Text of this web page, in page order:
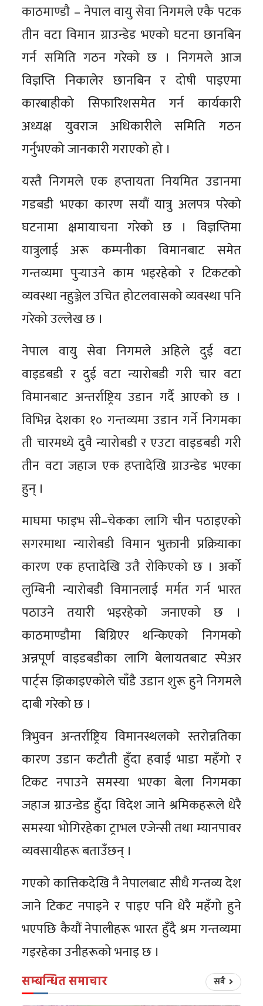
काठमाण्डाै – नेपाल वायु सेवा निगमले एकै पटक
तीन वटा विमान ग्राउन्डेड भएको घटना छानबिन
गर्न समिति गठन गरेको छ । निगमले आज
विज्ञप्ति निकालेर छानबिन र दोषी पाइएमा
कारबाहीको सिफारिशसमेत गर्न कार्यकारी
अध्यक्ष युवराज अधिकारीले समिति गठन
गर्नुभएको जानकारी गराएको हो ।
यस्तै निगमले एक हप्तायता नियमित उडानमा
गडबडी भएका कारण सयौं यात्रु अलपत्र परेको
घटनामा क्षमायाचना गरेको छ । विज्ञप्तिमा
यात्रुलाई अरू कम्पनीका विमानबाट समेत
गन्तव्यमा पुर्‍याउने काम भइरहेको र टिकटको
व्यवस्था नहुञ्जेल उचित होटलवासको व्यवस्था पनि
गरेको उल्लेख छ ।
नेपाल वायु सेवा निगमले अहिले दुई वटा
वाइडबडी र दुई वटा न्यारोबडी गरी चार वटा
विमानबाट अन्तर्राष्ट्रिय उडान गर्दै आएको छ ।
विभिन्न देशका १० गन्तव्यमा उडान गर्ने निगमका
ती चारमध्ये दुवै न्यारोबडी र एउटा वाइडबडी गरी
तीन वटा जहाज एक हप्तादेखि ग्राउन्डेड भएका
हुन् ।
माघमा फाइभ सी–चेकका लागि चीन पठाइएको
सगरमाथा न्यारोबडी विमान भुक्तानी प्रक्रियाका
कारण एक हप्तादेखि उतै रोकिएको छ । अर्को
लुम्बिनी न्यारोबडी विमानलाई मर्मत गर्न भारत
पठाउने तयारी भइरहेको जनाएको छ ।
काठमाण्डाैमा बिग्रिएर थन्किएको निगमको
अन्नपूर्ण वाइडबडीका लागि बेलायतबाट स्पेअर
पार्ट्स झिकाइएकोले चाँडै उडान शुरू हुने निगमले
दाबी गरेको छ ।
त्रिभुवन अन्तर्राष्ट्रिय विमानस्थलकाे स्तरोन्नतिका
कारण उडान कटौती हुँदा हवाई भाडा महँगो र
टिकट नपाउने समस्या भएका बेला निगमका
जहाज ग्राउन्डेड हुँदा विदेश जाने श्रमिकहरूले धेरै
समस्या भोगिरहेका ट्राभल एजेन्सी तथा म्यानपावर
व्यवसायीहरू बताउँछन् ।
गएको कात्तिकदेखि नै नेपालबाट सीधै गन्तव्य देश
जाने टिकट नपाइने र पाइए पनि धेरै महँगो हुने
भएपछि कैयौं नेपालीहरू भारत हुँदै श्रम गन्तव्यमा
गइरहेका उनीहरूको भनाइ छ ।
सम्बन्धित समाचार सबै